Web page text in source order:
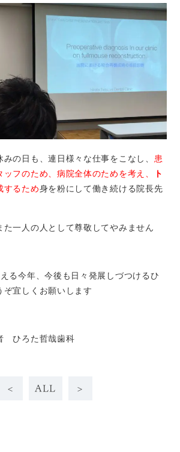
の日も、連日様々な仕事をこなし、 患
フのため、病院全体のためを考え、
ト
するため身を粉にして働き続ける院長先
た一人の人として尊敬してやみません
る今年、今後も日々発展しづつけるひ
ぞ宜しくお願いします
ひろた哲哉歯科
< ALL >